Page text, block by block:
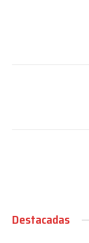
Destacadas